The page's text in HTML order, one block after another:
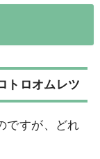
トロオムレツ
ですが、どれ